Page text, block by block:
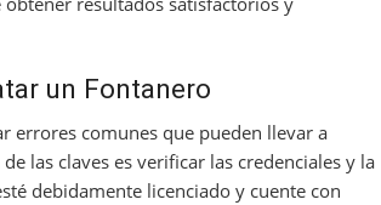
un Fontanero
errores comunes que pueden llevar a
las claves es verificar las credenciales y la
debidamente licenciado y cuente con